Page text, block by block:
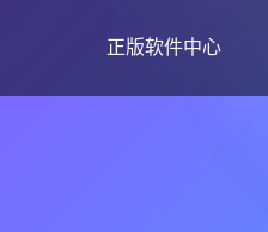
正版软件中心